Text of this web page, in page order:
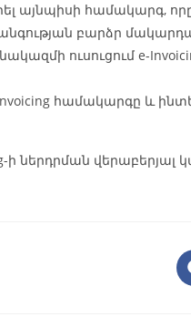
այնպիսի համակարգ,
բարձր
ուսուցում e-
համակարգը և
ներդրման վերաբերյալ